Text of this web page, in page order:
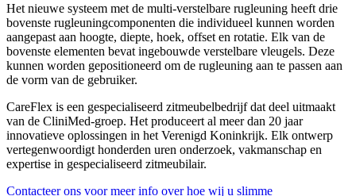
Het nieuwe systeem met de multi-verstelbare rugleuning heeft drie
bovenste rugleuningcomponenten die individueel kunnen worden
aangepast aan hoogte, diepte, hoek, offset en rotatie. Elk van de
bovenste elementen bevat ingebouwde verstelbare vleugels. Deze
kunnen worden gepositioneerd om de rugleuning aan te passen aan
de vorm van de gebruiker.
CareFlex is een gespecialiseerd zitmeubelbedrijf dat deel uitmaakt
van de CliniMed-groep. Het produceert al meer dan 20 jaar
innovatieve oplossingen in het Verenigd Koninkrijk. Elk ontwerp
vertegenwoordigt honderden uren onderzoek, vakmanschap en
expertise in gespecialiseerd zitmeubilair.
Contacteer ons voor meer info over hoe wij u slimme